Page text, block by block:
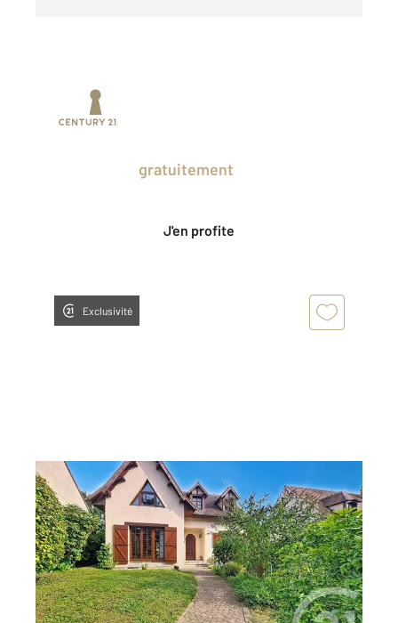
gratuitement
J'en profite
Exclusivité
RUNGIS 94
109,14 m2, 6 pièces
Ref : 9699
Maison à vendre
595 000 €